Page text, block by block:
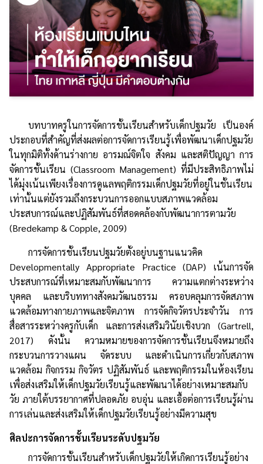
บทบาทครูในการจัดการชั้นเรียนสำหรับเด็กปฐมวัย เป็นองค์
ประกอบที่สำคัญที่ส่งผลต่อการจัดการเรียนรู้เพื่อพัฒนาเด็กปฐมวัย
ในทุกมิติทั้งด้านร่างกาย อารมณ์จิตใจ สังคม และสติปัญญา การ
จัดการชั้นเรียน (Classroom Management) ที่มีประสิทธิภาพไม่
ได้มุ่งเน้นเพียงเรื่องการดูแลพฤติกรรมเด็กปฐมวัยที่อยู่ในชั้นเรียน
เท่านั้นแต่ยังรวมถึงกระบวนการออกแบบสภาพแวดล้อม
ประสบการณ์และปฏิสัมพันธ์ที่สอดคล้องกับพัฒนาการตามวัย
(Bredekamp & Copple, 2009)
การจัดการชั้นเรียนปฐมวัยตั้งอยู่บนฐานแนวคิด
Developmentally Appropriate Practice (DAP) เน้นการจัด
ประสบการณ์ที่เหมาะสมกับพัฒนาการ ความแตกต่างระหว่าง
บุคคล และบริบททางสังคมวัฒนธรรม ครอบคลุมการจัดสภาพ
แวดล้อมทางกายภาพและจิตภาพ การจัดกิจวัตรประจำวัน การ
สื่อสารระหว่างครูกับเด็ก และการส่งเสริมวินัยเชิงบวก (Gartrell,
2017) ดังนั้น ความหมายของการจัดการชั้นเรียนจึงหมายถึง
กระบวนการวางแผน จัดระบบ และดำเนินการเกี่ยวกับสภาพ
แวดล้อม กิจกรรม กิจวัตร ปฏิสัมพันธ์ และพฤติกรรมในห้องเรียน
เพื่อส่งเสริมให้เด็กปฐมวัยเรียนรู้และพัฒนาได้อย่างเหมาะสมกับ
วัย ภายใต้บรรยากาศที่ปลอดภัย อบอุ่น และเอื้อต่อการเรียนรู้ผ่าน
การเล่นและส่งเสริมให้เด็กปฐมวัยเรียนรู้อย่างมีความสุข
ศิลปะการจัดการชั้นเรียนระดับปฐมวัย
การจัดการชั้นเรียนสำหรับเด็กปฐมวัยให้เกิดการเรียนรู้อย่าง